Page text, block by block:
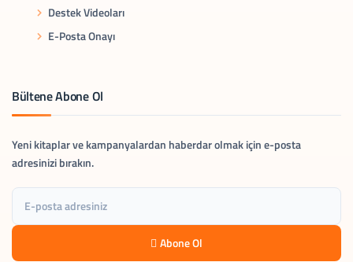
Destek Videoları
E-Posta Onayı
Bültene Abone Ol
Yeni kitaplar ve kampanyalardan haberdar olmak için e-posta
adresinizi bırakın.
Abone Ol